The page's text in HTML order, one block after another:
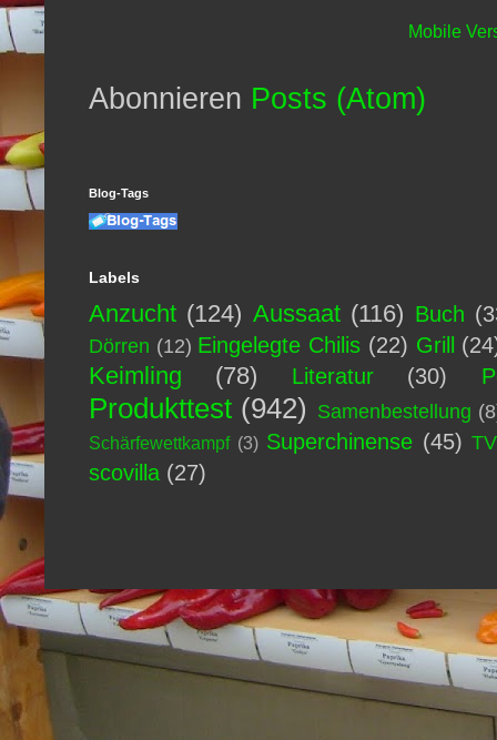
Mobile
Abonnieren Posts (Atom)
Blog-Tags
Labels
Anzucht (124) Aussaat (116) Buch
Dörren (12) Eingelegte Chilis (22) Grill
Keimling (78) Literatur (30)
Produkttest (942) Samenbestellung
Schärfewettkampf (3) Superchinense (45) TV
scovilla (27)